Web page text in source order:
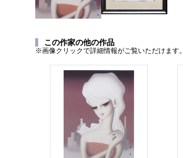
この作家の他の作品
※画像クリックで詳細情報がご覧いただけます。